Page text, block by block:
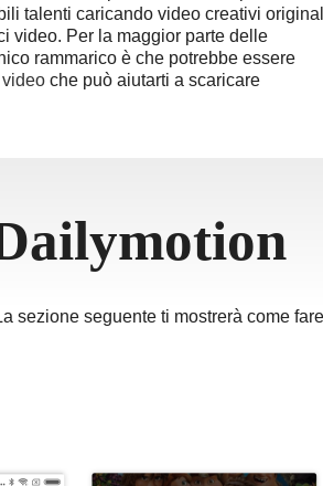
talenti caricando video creativi
video. Per la maggior parte delle
rammarico è che potrebbe essere
che può aiutarti a scaricare
sezione seguente ti mostrerà come fare